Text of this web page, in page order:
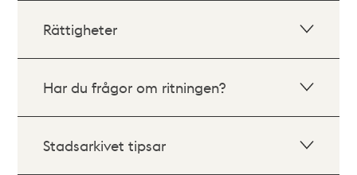
Rättigheter
Har du frågor om ritningen?
Stadsarkivet tipsar